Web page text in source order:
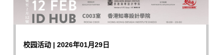
校园活动 | 2026年01月29日